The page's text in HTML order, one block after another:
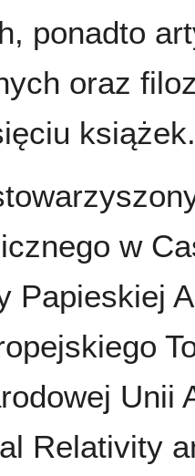
ponadto
oraz
książek.
w
Papieskiej
Unii
Relativity